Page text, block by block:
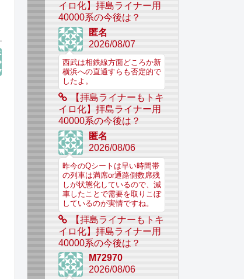
イロ化】拝島ライナー用
40000系の今後は？
匿名
2026/08/07
西武は相鉄線方面どころか新
横浜への直通すらも否定的で
したよ。
【拝島ライナーもトキ
イロ化】拝島ライナー用
40000系の今後は？
匿名
2026/08/06
昨今のQシートは早い時間帯
の列車は満席or通路側数席残
しが状態化しているので、減
車したことで需要を取りこぼ
しているのが実情ですね。
【拝島ライナーもトキ
イロ化】拝島ライナー用
40000系の今後は？
M72970
2026/08/06